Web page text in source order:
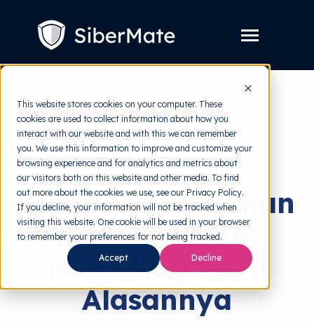
This website stores cookies on your computer. These
cookies are used to collect information about how you
interact with our website and with this we can remember
you. We use this information to improve and customize your
browsing experience and for analytics and metrics about
our visitors both on this website and other media. To find
out more about the cookies we use, see our Privacy Policy.
If you decline, your information will not be tracked when
visiting this website. One cookie will be used in your browser
to remember your preferences for not being tracked.
Accept Decline
Toggle
Layanan
children
for
Layanan
Harga
Resources Toggle
children
for
Resources
Tools Gratis Toggle
children
for
Tools
Tentang
Coba Gratis
back to HRMI
Security Policy
Standar Keamanan
Penting untuk
Mitra Kerja, Ini
Alasannya